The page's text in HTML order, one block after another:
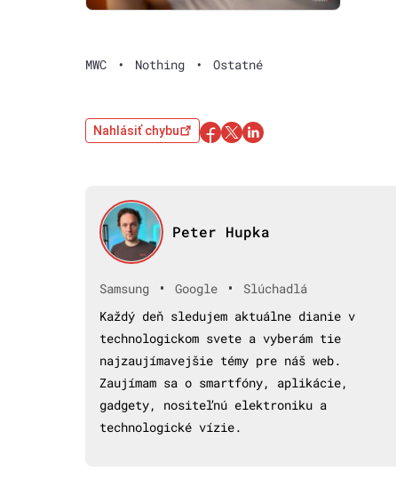
MWC • Nothing • Ostatné
Nahlásiť chybu
Peter Hupka
Samsung • Google •
Slúchadlá
Každý deň sledujem aktuálne dianie v
technologickom svete a vyberám tie
najzaujímavejšie témy pre náš web.
Zaujímam sa o smartfóny, aplikácie,
gadgety, nositeľnú elektroniku a
technologické vízie.